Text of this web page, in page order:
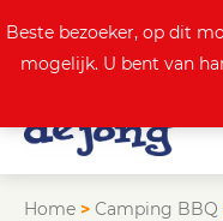
Actuele aanbod
Home > Camping BBQ
Beste bezoeker, op dit
mogelijk. U bent van